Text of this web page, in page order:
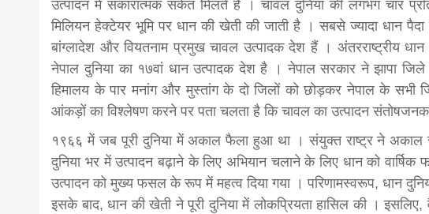
news,
khabar
उत्पादन में सकारात्मक संकेत मिलते हैं । चावल दुनिया की लगभग चार
मिलियन हेक्टेयर भूमि पर धान की खेती की जाती है । सबसे ज्यादा धान
बांग्लादेश और वियतनाम प्रमुख चावल उत्पादक देश हैं ।
नेपाल दुनिया का १७वां धान उत्पादक देश है । नेपाल सरकार ने झापा
हिमालय के पार मनांग और मुस्तांग के दो जिलों को छोड़कर नेपाल के सभी
आंकड़ों का विश्लेषण करने पर पता चलता है कि चावल का उत्पादन
१९६६ में जब पूरी दुनिया में अकाल फैला हुआ था । संयुक्त राष्ट्र ने
दुनिया भर में उत्पादन बढ़ाने के लिए अभियान चलाने के लिए धान को
उत्पादन को मुख्य फसल के रूप में महत्व दिया गया । परिणामस्वरूप, धान
इसके बाद, धान की खेती ने पूरी दुनिया में लोकप्रियता हासिल की ।